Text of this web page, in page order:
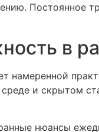
Постоянное
в
намеренной
и скрытом
нюансы